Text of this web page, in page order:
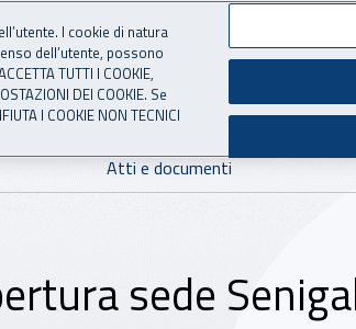
Atti e documenti
sede
I cookie di natura
dell’utente, possono
TUTTI I COOKIE,
DEI COOKIE. Se
I COOKIE NON TECNICI